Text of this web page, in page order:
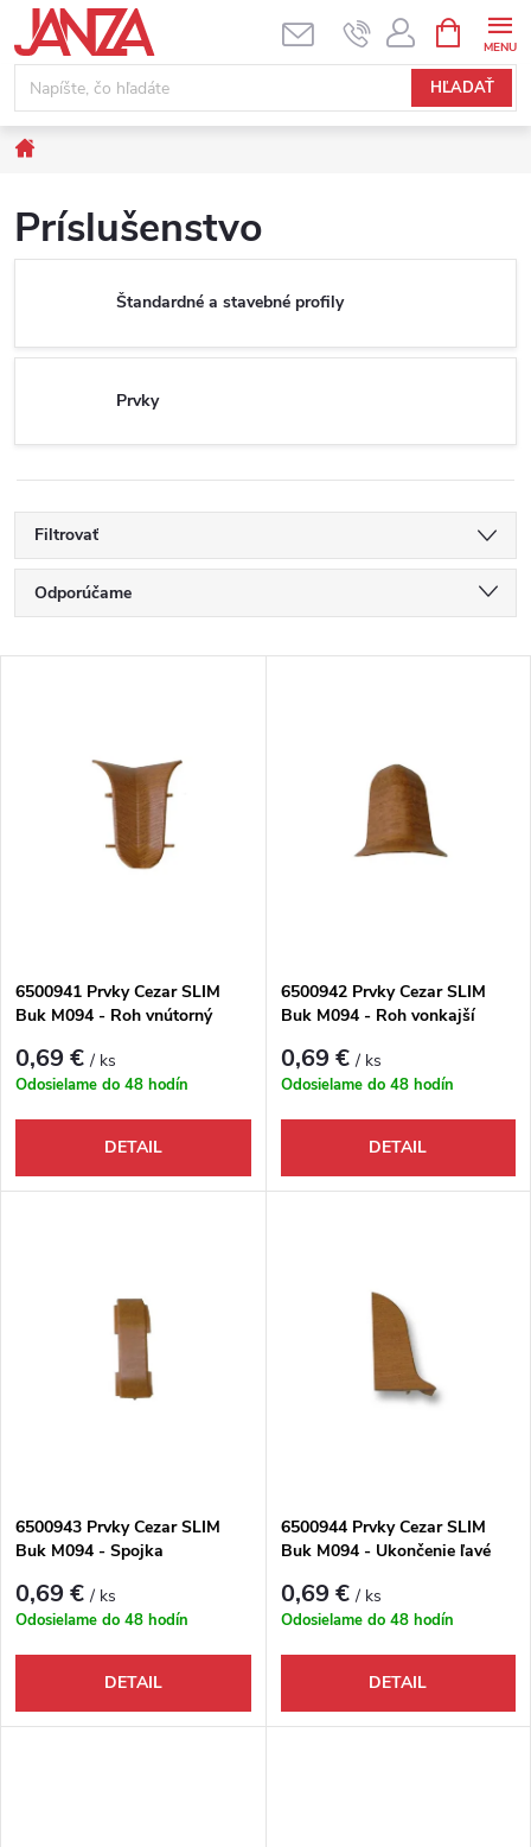
Prejsť na obsah
HĽADAŤ
Príslušenstvo
Štandardné a stavebné profily
Prvky
Filtrovať
Radenie produktov
Odporúčame
Abecedne
6500941 Prvky Cezar SLIM
Buk M094 - Roh vnútorný
0,69 €/ ks
Odosielame do 48 hodín
DETAIL
6500942 Prvky Cezar SLIM
Buk M094 - Roh vonkajší
0,69 €/ ks
Odosielame do 48 hodín
DETAIL
6500943 Prvky Cezar SLIM
Buk M094 - Spojka
0,69 €/ ks
Odosielame do 48 hodín
DETAIL
6500944 Prvky Cezar SLIM
Buk M094 - Ukončenie ľavé
0,69 €/ ks
Odosielame do 48 hodín
DETAIL